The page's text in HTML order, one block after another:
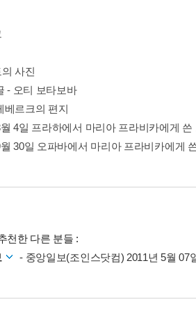
사진
- 오티 보타보바
베르크의 편지
4일 프라하에서 마리아 프라비카에게
30일 오파바에서 마리아 프라비카에게
천한 다른 분들 :
- 중앙일보(조인스닷컴) 2011년 5월 07